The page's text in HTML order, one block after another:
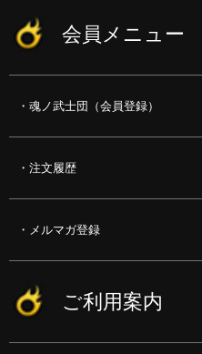
会員メニュー
魂ノ武士団（会員登録）
注文履歴
メルマガ登録
ご利用案内